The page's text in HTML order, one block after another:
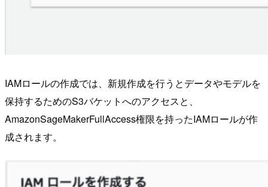
IAMロールの作成では、新規作成を行うとデータやモデルを
保持するためのS3バケットへのアクセスと、
AmazonSageMakerFullAccess権限を持ったIAMロールが作
成されます。